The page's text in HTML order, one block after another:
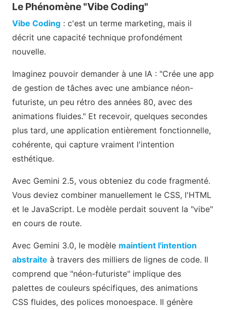
Le Phénomène "Vibe Coding"
Vibe Coding : c'est un terme marketing, mais il
décrit une capacité technique profondément
nouvelle.
Imaginez pouvoir demander à une IA : "Crée une app
de gestion de tâches avec une ambiance néon-
futuriste, un peu rétro des années 80, avec des
animations fluides." Et recevoir, quelques secondes
plus tard, une application entièrement fonctionnelle,
cohérente, qui capture vraiment l'intention
esthétique.
Avec Gemini 2.5, vous obteniez du code fragmenté.
Vous deviez combiner manuellement le CSS, l'HTML
et le JavaScript. Le modèle perdait souvent la "vibe"
en cours de route.
Avec Gemini 3.0, le modèle maintient l'intention
abstraite à travers des milliers de lignes de code. Il
comprend que "néon-futuriste" implique des
palettes de couleurs spécifiques, des animations
CSS fluides, des polices monoespace. Il génère